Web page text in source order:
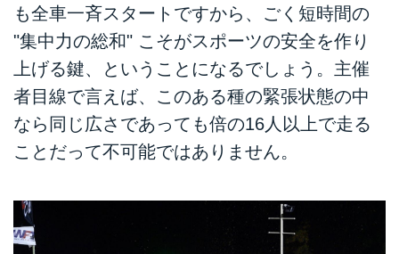
も全車一斉スタートですから、ごく短時間の
"集中力の総和" こそがスポーツの安全を作り
上げる鍵、ということになるでしょう。主催
者目線で言えば、このある種の緊張状態の中
なら同じ広さであっても倍の16人以上で走る
ことだって不可能ではありません。